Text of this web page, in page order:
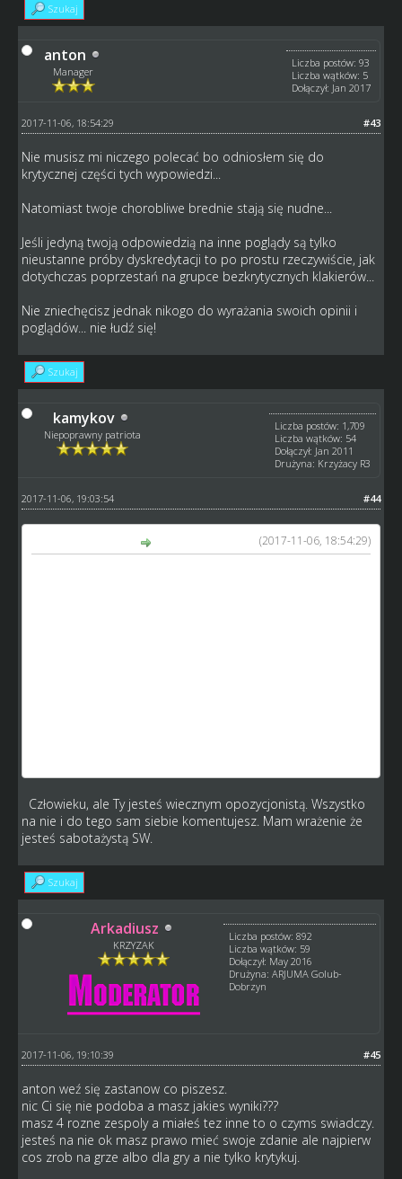
Szukaj
anton
Manager
Liczba postów: 93
Liczba wątków: 5
Dołączył: Jan 2017
#43
2017-11-06, 18:54:29
Nie musisz mi niczego polecać bo odniosłem się do
krytycznej części tych wypowiedzi...
Natomiast twoje chorobliwe brednie stają się nudne...
Jeśli jedyną twoją odpowiedzią na inne poglądy są tylko
nieustanne próby dyskredytacji to po prostu rzeczywiście, jak
dotychczas poprzestań na grupce bezkrytycznych klakierów...
Nie zniechęcisz jednak nikogo do wyrażania swoich opinii i
poglądów... nie łudź się!
Szukaj
kamykov
Niepoprawny patriota
Liczba postów: 1,709
Liczba wątków: 54
Dołączył: Jan 2011
Drużyna: Krzyżacy R3
#44
2017-11-06, 19:03:54
(2017-11-06, 18:54:29)
Człowieku, ale Ty jesteś wiecznym opozycjonistą. Wszystko
na nie i do tego sam siebie komentujesz. Mam wrażenie że
jesteś sabotażystą SW.
Szukaj
Arkadiusz
KRZYZAK
Liczba postów: 892
Liczba wątków: 59
Dołączył: May 2016
Drużyna: ARJUMA Golub-
Dobrzyn
#45
2017-11-06, 19:10:39
anton weź się zastanow co piszesz.
nic Ci się nie podoba a masz jakies wyniki???
masz 4 rozne zespoly a miałeś tez inne to o czyms swiadczy.
jesteś na nie ok masz prawo mieć swoje zdanie ale najpierw
cos zrob na grze albo dla gry a nie tylko krytykuj.